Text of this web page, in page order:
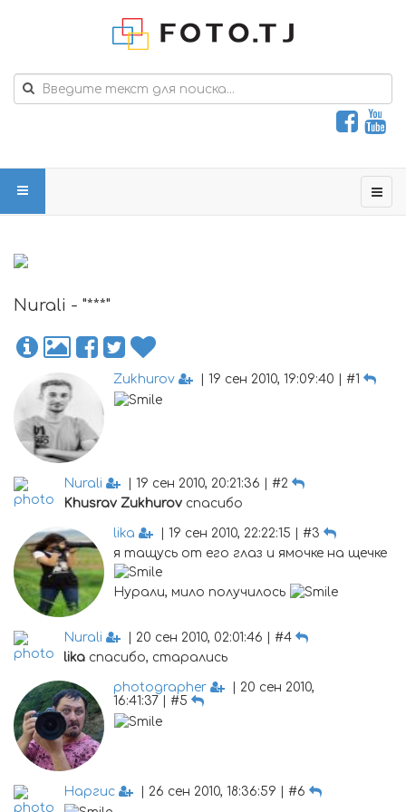
Nurali - "***"
Zukhurov | 19 сен 2010, 19:09:40 | #1
Nurali
| 19 сен 2010, 20:21:36 | #2
Khusrav Zukhurov спасибо
lika
| 19 сен 2010, 22:22:15 | #3
я тащусь от его глаз и ямочке на щечке
Нурали, мило получилось
Nurali
| 20 сен 2010, 02:01:46 | #4
lika спасибо, старались
photographer
| 20 сен 2010,
16:41:37 | #5
Наргис | 26 сен 2010, 18:36:59 | #6